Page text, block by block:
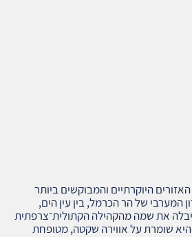
היוקרתיים והמבוקשים ביותר
המערבי של הר הכרמל, בין עין הים,
את שמה מהקהילה הקתולית־צרפתית
שומרת על אווירה שקטה, מטופחת